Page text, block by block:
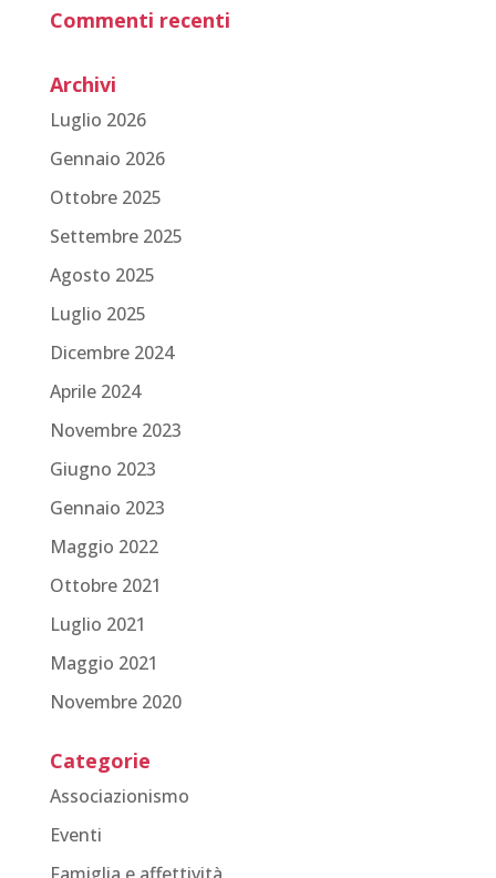
Commenti recenti
Archivi
Luglio 2026
Gennaio 2026
Ottobre 2025
Settembre 2025
Agosto 2025
Luglio 2025
Dicembre 2024
Aprile 2024
Novembre 2023
Giugno 2023
Gennaio 2023
Maggio 2022
Ottobre 2021
Luglio 2021
Maggio 2021
Novembre 2020
Categorie
Associazionismo
Eventi